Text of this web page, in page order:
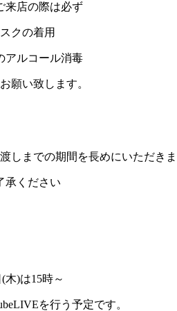
来店の際は必ず
クの着用
アルコール消毒
願い致します。
しまでの期間を長めにいただき
承ください
木)は15時～
を行う予定です。